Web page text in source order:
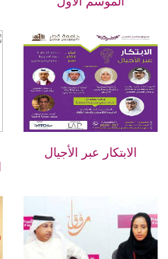
الابتكار عبر الأجيال